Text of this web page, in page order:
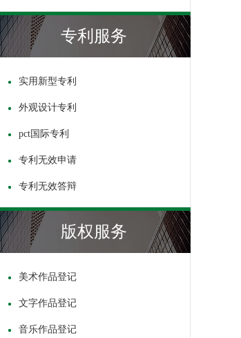
专利服务
实用新型专利
外观设计专利
pct国际专利
专利无效申请
专利无效答辩
版权服务
美术作品登记
文字作品登记
音乐作品登记